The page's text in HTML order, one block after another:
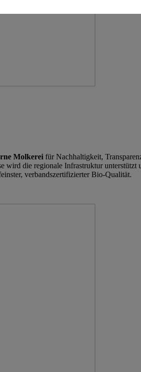
Molkerei für Nachhaltigkeit,
die regionale Infrastruktur
verbandszertifizierter Bio-Qualität.